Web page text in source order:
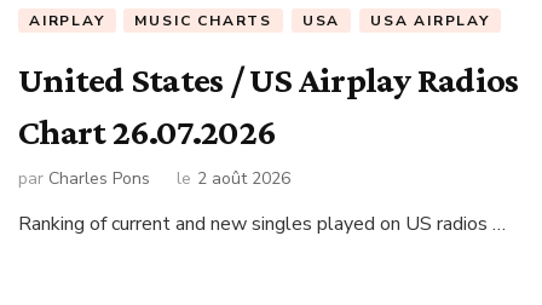
AIRPLAY MUSIC CHARTS USA USA AIRPLAY
United States / US Airplay Radios
Chart 26.07.2026
par Charles Pons le 2 août 2026
Ranking of current and new singles played on US radios …